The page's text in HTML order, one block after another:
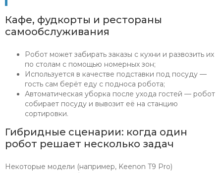
Кафе, фудкорты и рестораны
самообслуживания
Робот может забирать заказы с кухни и развозить их
по столам с помощью номерных зон;
Используется в качестве подставки под посуду —
гость сам берёт еду с подноса робота;
Автоматическая уборка после ухода гостей — робот
собирает посуду и вывозит её на станцию
сортировки.
Гибридные сценарии: когда один
робот решает несколько задач
Некоторые модели (например, Keenon T9 Pro)